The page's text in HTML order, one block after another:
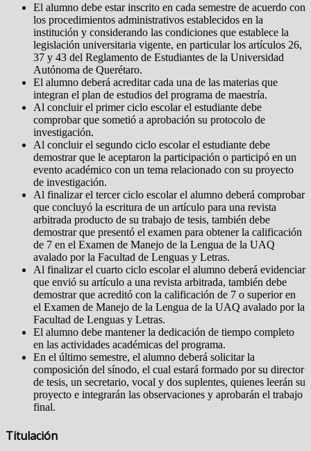
El alumno debe estar inscrito en cada semestre de acuerdo con
los procedimientos administrativos establecidos en la
institución y considerando las condiciones que establece la
legislación universitaria vigente, en particular los artículos 26,
37 y 43 del Reglamento de Estudiantes de la Universidad
Autónoma de Querétaro.
El alumno deberá acreditar cada una de las materias que
integran el plan de estudios del programa de maestría.
Al concluir el primer ciclo escolar el estudiante debe
comprobar que sometió a aprobación su protocolo de
investigación.
Al concluir el segundo ciclo escolar el estudiante debe
demostrar que le aceptaron la participación o participó en un
evento académico con un tema relacionado con su proyecto
de investigación.
Al finalizar el tercer ciclo escolar el alumno deberá comprobar
que concluyó la escritura de un artículo para una revista
arbitrada producto de su trabajo de tesis, también debe
demostrar que presentó el examen para obtener la calificación
de 7 en el Examen de Manejo de la Lengua de la UAQ
avalado por la Facultad de Lenguas y Letras.
Al finalizar el cuarto ciclo escolar el alumno deberá evidenciar
que envió su artículo a una revista arbitrada, también debe
demostrar que acreditó con la calificación de 7 o superior en
el Examen de Manejo de la Lengua de la UAQ avalado por la
Facultad de Lenguas y Letras.
El alumno debe mantener la dedicación de tiempo completo
en las actividades académicas del programa.
En el último semestre, el alumno deberá solicitar la
composición del sínodo, el cual estará formado por su director
de tesis, un secretario, vocal y dos suplentes, quienes leerán su
proyecto e integrarán las observaciones y aprobarán el trabajo
final.
Titulación